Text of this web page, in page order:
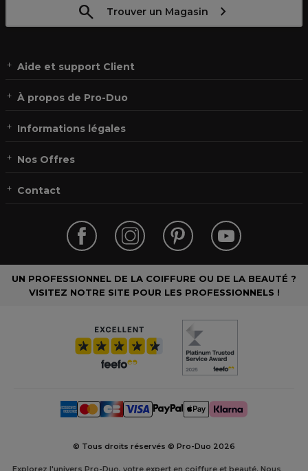
Trouver un Magasin
Aide et support Client
À propos de Pro-Duo
Informations légales
Nos Offres
Contact
UN PROFESSIONNEL DE LA COIFFURE OU DE LA BEAUTÉ ?
VISITEZ NOTRE SITE POUR LES PROFESSIONNELS !
© Tous droits réservés © Pro-Duo 2026
Explorez l'univers Pro-Duo, votre expert en coiffure et beauté. Nous